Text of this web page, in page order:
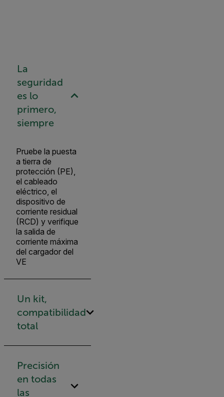
La
seguridad
es lo
primero,
siempre
Pruebe la puesta
a tierra de
protección (PE),
el cableado
eléctrico, el
dispositivo de
corriente residual
(RCD) y verifique
la salida de
corriente máxima
del cargador del
VE
Un kit,
compatibilidad
total
Precisión
en todas
las